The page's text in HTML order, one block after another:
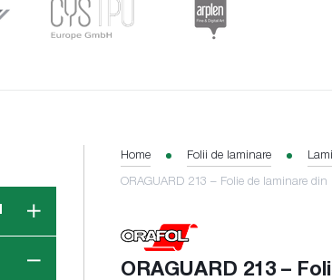
Home Folii de laminare
ORAGUARD 213 – Folie de laminare
ORAGUARD 213 –